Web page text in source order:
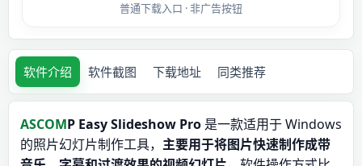
普通下载入口 · 非广告按钮
软件介绍 软件截图 下载地址 同类推荐
ASCOMP Easy Slideshow Pro 是一款适用于 Windows
的照片幻灯片制作工具， 主要用于将图片快速制作成带